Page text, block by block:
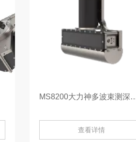
MS8200大力神多波
查看详情